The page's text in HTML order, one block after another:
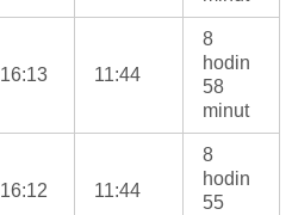
16:13 11:44
8
hodin
58
minut
16:12 11:44
8
hodin
55